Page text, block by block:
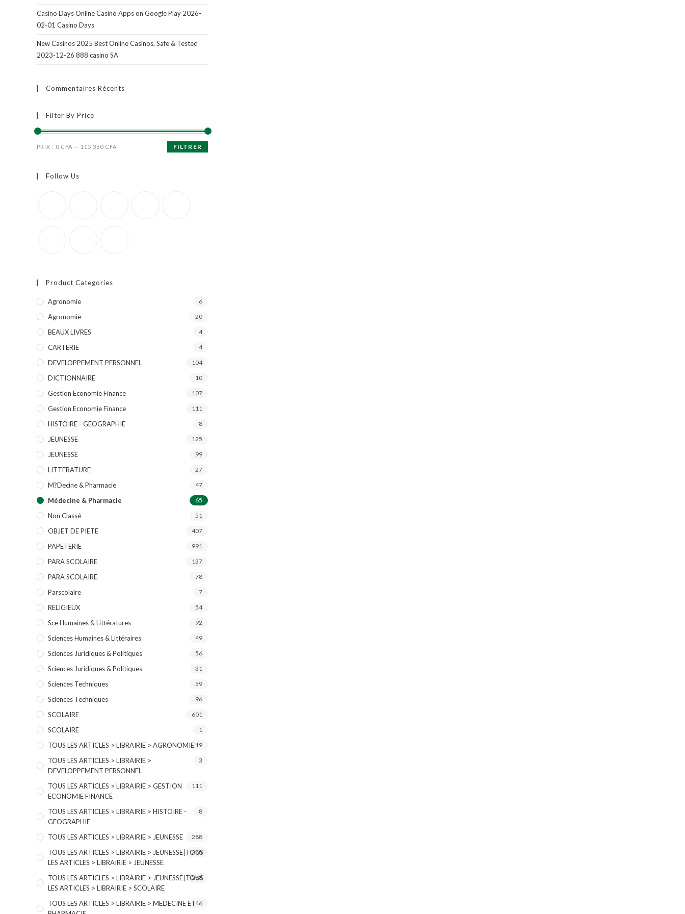
Casino Days Online Casino Apps on Google Play 2026-
02-01 Casino Days
New Casinos 2025 Best Online Casinos, Safe & Tested
2023-12-26 888 casino SA
Commentaires Récents
Filter By Price
FILTRER
PRIX : 0 CFA — 115 360 CFA
Follow Us
Product Categories
Agronomie 6
Agronomie 20
BEAUX LIVRES 4
CARTERIE 4
DEVELOPPEMENT PERSONNEL 104
DICTIONNAIRE 10
Gestion Economie Finance 107
Gestion Economie Finance 111
HISTOIRE - GEOGRAPHIE 8
JEUNESSE 125
JEUNESSE 99
LITTERATURE 27
M?decine & Pharmacie 47
Médecine & Pharmacie 65
Non Classé 51
OBJET DE PIETE 407
PAPETERIE 991
PARA SCOLAIRE 137
PARA SCOLAIRE 78
Parscolaire 7
RELIGIEUX 54
Sce Humaines & Littératures 92
Sciences Humaines & Littéraires 49
Sciences Juridiques & Politiques 56
Sciences Juridiques & Politiques 31
Sciences Techniques 59
Sciences Techniques 96
SCOLAIRE 601
SCOLAIRE 1
TOUS LES ARTICLES > LIBRAIRIE > AGRONOMIE 19
TOUS LES ARTICLES > LIBRAIRIE >
DEVELOPPEMENT PERSONNEL
3
TOUS LES ARTICLES > LIBRAIRIE > GESTION
ECONOMIE FINANCE
111
TOUS LES ARTICLES > LIBRAIRIE > HISTOIRE -
GEOGRAPHIE
8
TOUS LES ARTICLES > LIBRAIRIE > JEUNESSE 288
TOUS LES ARTICLES > LIBRAIRIE > JEUNESSE|TOUS
LES ARTICLES > LIBRAIRIE > JEUNESSE
288
TOUS LES ARTICLES > LIBRAIRIE > JEUNESSE|TOUS
LES ARTICLES > LIBRAIRIE > SCOLAIRE
288
TOUS LES ARTICLES > LIBRAIRIE > MEDECINE ET46